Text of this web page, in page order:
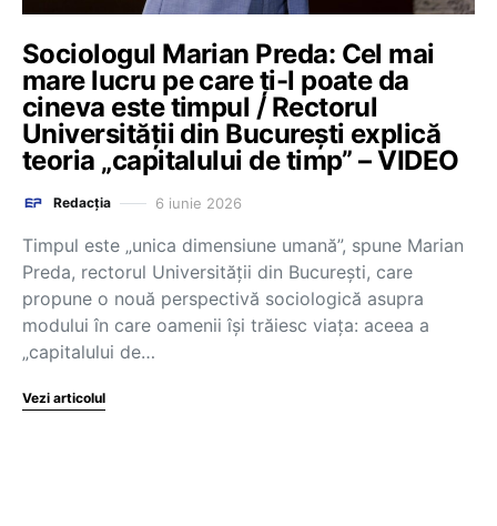
Sociologul Marian Preda: Cel mai
mare lucru pe care ți-l poate da
cineva este timpul / Rectorul
Universității din București explică
teoria „capitalului de timp” – VIDEO
Redacția 6 iunie 2026
Timpul este „unica dimensiune umană”, spune Marian
Preda, rectorul Universității din București, care
propune o nouă perspectivă sociologică asupra
modului în care oamenii își trăiesc viața: aceea a
„capitalului de…
Vezi articolul